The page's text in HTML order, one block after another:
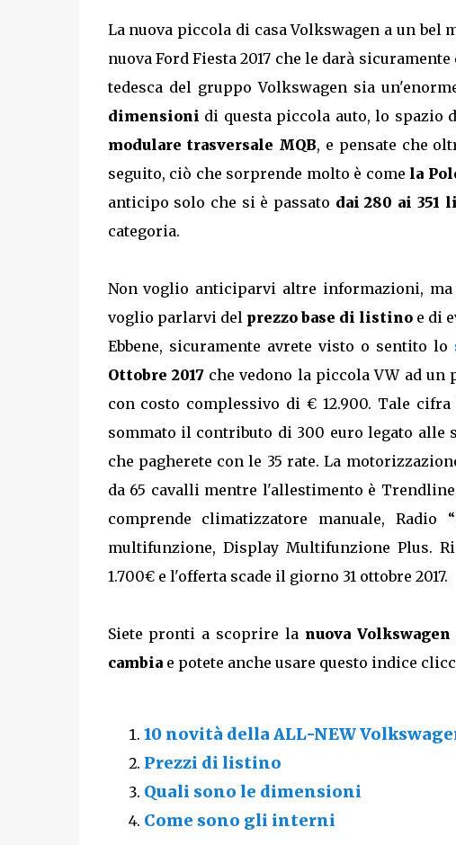
La nuova piccola di casa Volkswagen a un
nuova Ford Fiesta 2017 che le darà
tedesca del gruppo Volkswagen sia
dimensioni di questa piccola auto, lo spazio
modulare trasversale MQB, e pensate che
seguito, ciò che sorprende molto è come la
anticipo solo che si è passato dai 280 ai 351
categoria.
Non voglio anticiparvi altre informazioni,
voglio parlarvi del prezzo base di listinoe di
Ebbene, sicuramente avrete visto o sentito lo
Ottobre 2017che vedono la piccola VW ad un
con costo complessivo di € 12.900. Tale
sommato il contributo di 300 euro legato alle
che pagherete con le 35 rate. La
da 65 cavalli mentre l'allestimento è
comprende climatizzatore manuale, Radio
multifunzione, Display Multifunzione Plus.
1.700€ e l'offerta scade il giorno 31 ottobre 2017.
Siete pronti a scoprire la nuova Volkswagen
cambiae potete anche usare questo indice
10 novità della ALL-NEW
Prezzi di listino
Quali sono le dimensioni
Come sono gli interni